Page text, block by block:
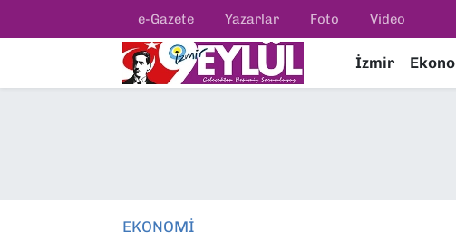
e-Gazete Yazarlar Foto Video
İzmir
EKONOMİ
Resmi İlanlar
Konak Nöbetçi Eczaneler